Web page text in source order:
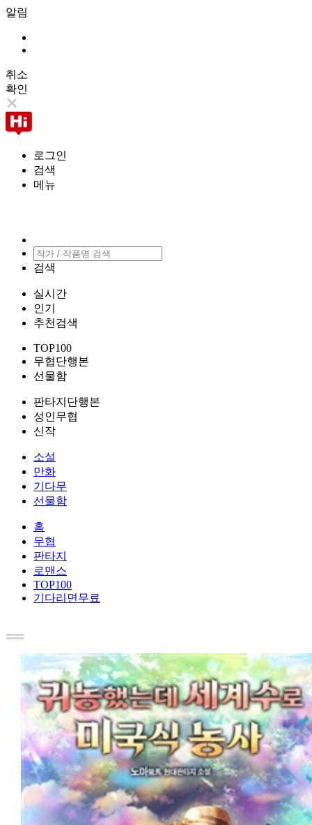
알림
취소
확인
로그인
검색
메뉴
검색
실시간
인기
추천검색
TOP100
무협단행본
선물함
판타지단행본
성인무협
신작
소설
만화
기다무
선물함
홈
무협
판타지
로맨스
TOP100
기다리면무료